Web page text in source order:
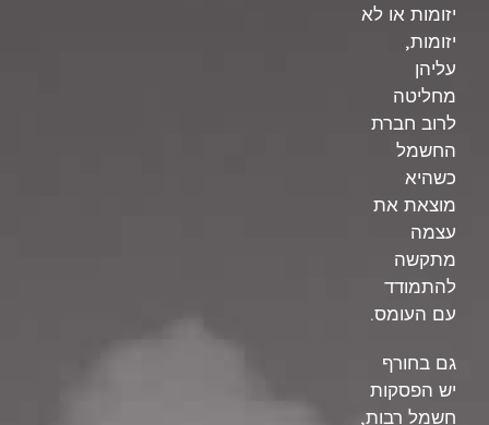
יזומות או לא
יזומות,
עליהן
מחליטה
לרוב חברת
החשמל
כשהיא
מוצאת את
עצמה
מתקשה
להתמודד
עם העומס.
גם בחורף
יש הפסקות
חשמל רבות,